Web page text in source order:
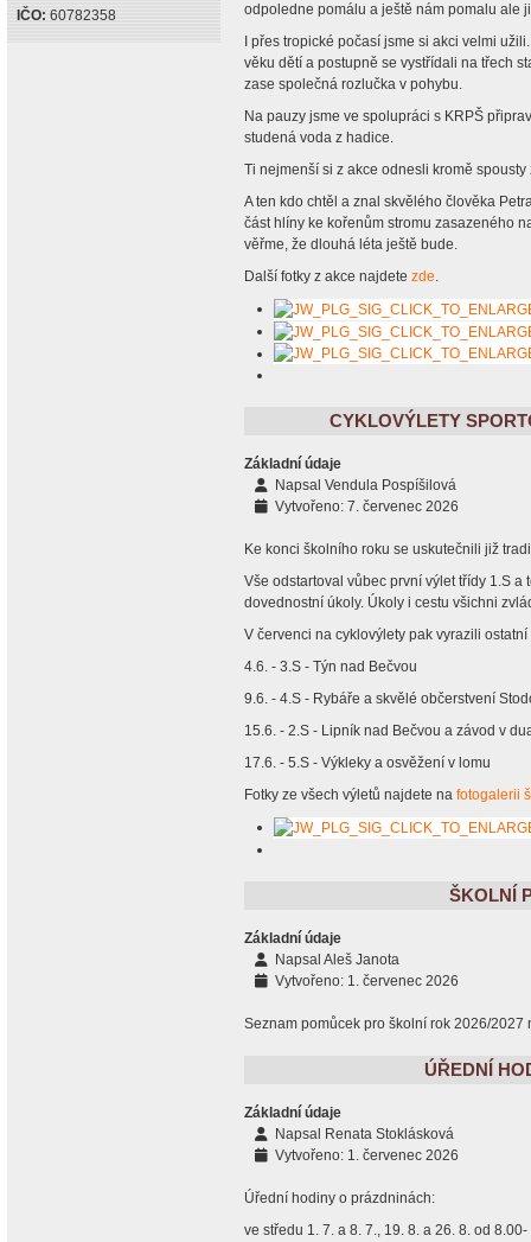
IČO: 60782358
odpoledne pomálu a ještě nám pomalu ale
I přes tropické počasí jsme si akci velmi
věku dětí a postupně se vystřídali na třech
zase společná rozlučka v pohybu.
Na pauzy jsme ve spolupráci s KRPŠ
studená voda z hadice.
Ti nejmenší si z akce odnesli kromě
A ten kdo chtěl a znal skvělého člověka
část hlíny ke kořenům stromu zasazeného
věřme, že dlouhá léta ještě bude.
Další fotky z akce najdete zde.
CYKLOVÝLETY
Základní údaje
Napsal Vendula Pospíšilová
Vytvořeno: 7. červenec 2026
Ke konci školního roku se uskutečnili již
Vše odstartoval vůbec první výlet třídy 1.S
dovednostní úkoly. Úkoly i cestu všichni
V červenci na cyklovýlety pak vyrazili
4.6. - 3.S - Týn nad Bečvou
9.6. - 4.S - Rybáře a skvělé občerstvení
15.6. - 2.S - Lipník nad Bečvou a závod v
17.6. - 5.S - Výkleky a osvěžení v lomu
Fotky ze všech výletů najdete na fotogalerii
ŠKOLNÍ
Základní údaje
Napsal Aleš Janota
Vytvořeno: 1. červenec 2026
Seznam pomůcek pro školní rok 2026/2027
ÚŘEDNÍ
Základní údaje
Napsal Renata Stoklásková
Vytvořeno: 1. červenec 2026
Úřední hodiny o prázdninách:
ve středu 1. 7. a 8. 7., 19. 8. a 26. 8. od